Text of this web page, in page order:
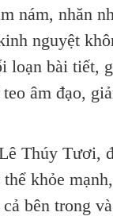
nám, nhăn
nguyệt
loạn bài tiết,
âm đạo,
Thúy Tươi,
khỏe
bên trong